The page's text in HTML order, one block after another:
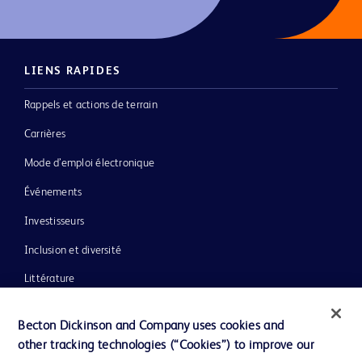
LIENS RAPIDES
Rappels et actions de terrain
Carrières
Mode d’emploi électronique
Événements
Investisseurs
Inclusion et diversité
Littérature
Notre entreprise
Becton Dickinson and Company uses cookies and
other tracking technologies (“Cookies”) to improve our